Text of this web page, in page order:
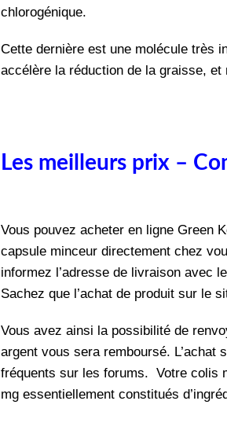
chlorogénique.
Cette dernière est une molécule très
accélère la réduction de la graisse,
Les meilleurs prix –
Vous pouvez acheter en ligne Green
capsule minceur directement chez
informez l’adresse de livraison avec
Sachez que l’achat de produit sur le
Vous avez ainsi la possibilité de
argent vous sera remboursé. L’achat
fréquents sur les forums. Votre colis
mg essentiellement constitués